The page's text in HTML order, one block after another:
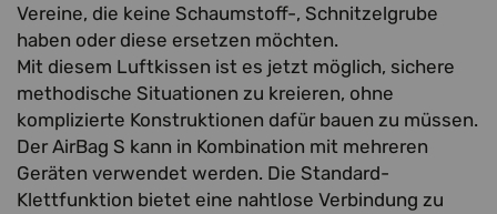
Vereine, die keine Schaumstoff-, Schnitzelgrube
haben oder diese ersetzen möchten.
Mit diesem Luftkissen ist es jetzt möglich, sichere
methodische Situationen zu kreieren, ohne
komplizierte Konstruktionen dafür bauen zu müssen.
Der AirBag S kann in Kombination mit mehreren
Geräten verwendet werden. Die Standard-
Klettfunktion bietet eine nahtlose Verbindung zu